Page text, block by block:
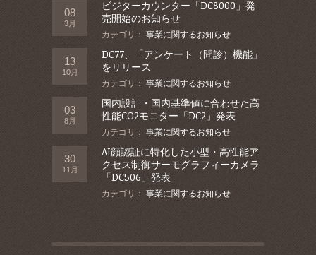
08
3月
ビジターカウンター「DC8000」発
売開始のお知らせ
カテゴリ： 事業に関するお知らせ
13
10月
DC77、「アンケート（問診）機能」
をリリース
カテゴリ： 事業に関するお知らせ
03
8月
国内設計・国内基準値に合わせた高
性能CO2モニター「DC2」発表
カテゴリ： 事業に関するお知らせ
30
11月
AI顔認証に特化した小型・高性能ア
クセス制御サーモグラフィーカメラ
「DC506」発表
カテゴリ： 事業に関するお知らせ